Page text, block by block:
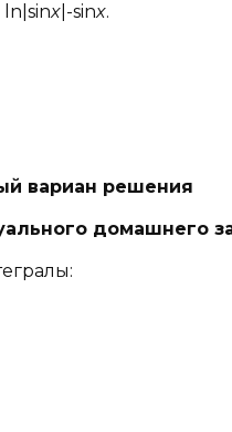
ln|sinx |-sinx.
вариан решения
домашнего